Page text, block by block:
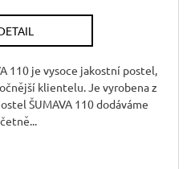
A
110 je vysoce jakostní postel,
klientelu. Je vyrobena z
ŠUMAVA 110 dodáváme